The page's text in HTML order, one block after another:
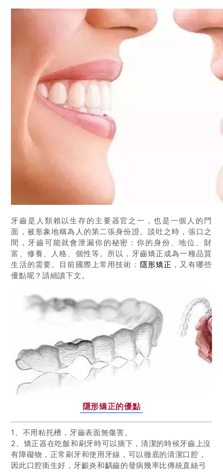
牙齒是人類賴以生存的主要器官之一，也是一個人的門
面，被形象地稱為人的第二張身份證。 談吐之時，張口之
間，牙齒可能就會泄漏你的秘密：你的身份、地位、財
富、修養、人格、個性等。 所以，牙齒矯正成為一種品質
生活的需要。 目前國際上常用技術： 隱形矯正 ，又有哪些
優點呢？請細讀下文。
隱形矯正的優點
1、不用粘托槽，牙齒表面無傷害。
2、矯正器在吃飯和刷牙時可以摘下，清潔的時候牙齒上沒
有障礙物，正常刷牙和使用牙線，可以徹底的清潔口腔，
因此口腔衛生好，牙齦炎和齲齒的發病幾率比傳統直絲弓